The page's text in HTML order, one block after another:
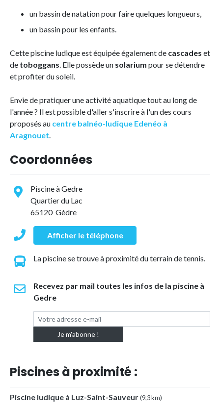
un bassin de natation pour faire quelques longueurs,
un bassin pour les enfants.
Cette piscine ludique est équipée également de cascades et
de toboggans. Elle possède un solarium pour se détendre
et profiter du soleil.
Envie de pratiquer une activité aquatique tout au long de
l'année ? Il est possible d'aller s'inscrire à l'un des cours
proposés au centre balnéo-ludique Edenéo à
Aragnouet.
Coordonnées
Piscine à Gedre
Quartier du Lac
65120 Gèdre
Afficher le téléphone
La piscine se trouve à proximité du terrain de tennis.
Recevez par mail toutes les infos de la piscine à
Gedre
Piscines à proximité :
Piscine ludique à Luz-Saint-Sauveur(9,3 km)